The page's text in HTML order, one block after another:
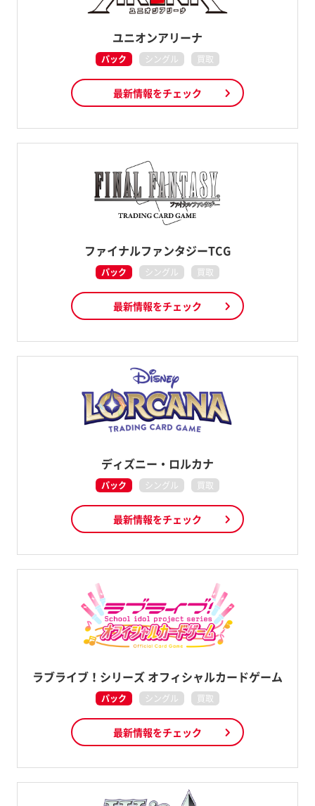
ユニオンアリーナ
パック シングル 買取
最新情報をチェック
ファイナルファンタジーTCG
パック シングル 買取
最新情報をチェック
ディズニー・ロルカナ
パック シングル 買取
最新情報をチェック
ラブライブ！シリーズ オフィシャルカードゲーム
パック シングル 買取
最新情報をチェック